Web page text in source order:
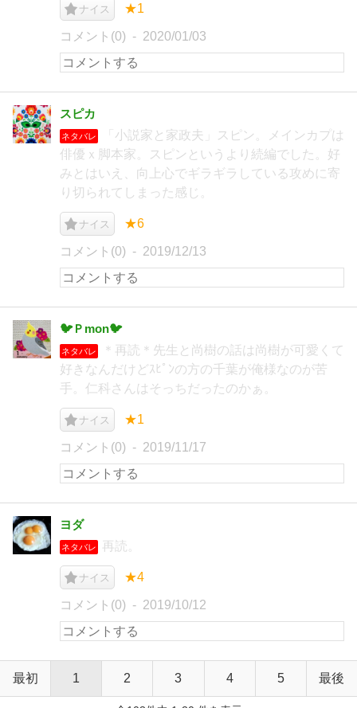
ナイス ★1
コメント(0) 2020/01/03
スピカ
ネタバレ
「小説家と家政夫」スピン。メインカプは
俳優ｘ脚本家。スピンというより続編でした。好
みとはいえ、向上心でギラギラしている攻めに寄
り切られてしまった感じ。
ナイス ★6
コメント(0) 2019/12/13
🐦Ｐmon🐦
ネタバレ
＊再読＊先生と尚樹の話は尚樹が可愛くて
好きなんだけどｽﾋﾟﾝの方の千葉が俺様なのが苦
手。仁科さんはそっちだったのかぁ。
ナイス ★1
コメント(0) 2019/11/17
ヨダ
ネタバレ 再読。
ナイス ★4
コメント(0) 2019/10/12
最初 1 2 3 4 5 最後